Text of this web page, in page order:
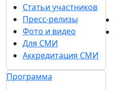
Статьи участников
Пресс-релизы
Фото и видео
Для СМИ
Аккредитация СМИ
Программа